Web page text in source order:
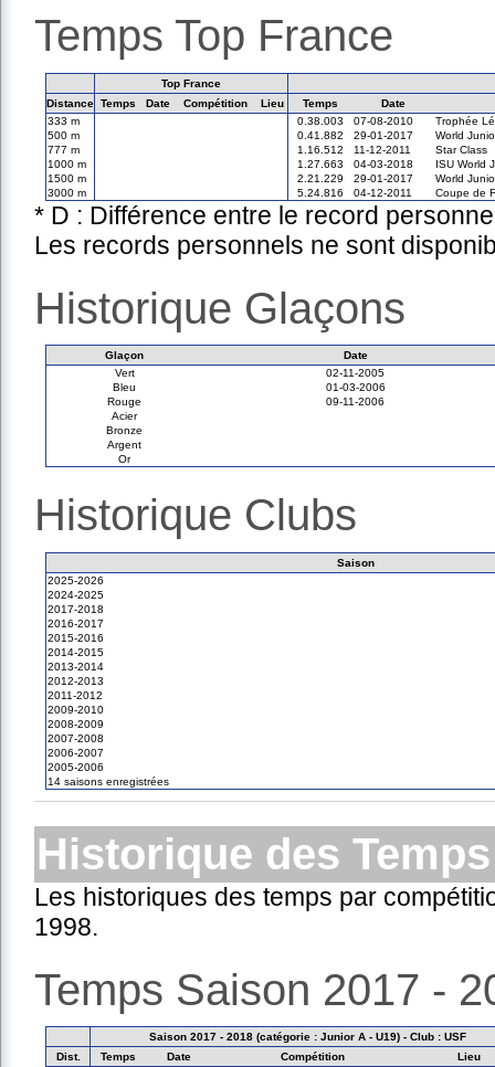
Temps Top France
Top France
Distance Temps Date Compétition Lieu Temps
Date
333 m
0.38.003 07-08-2010
Trophée
500 m
0.41.882 29-01-2017
World
777 m
1.16.512 11-12-2011
Star Class
1000 m
1.27.663 04-03-2018
ISU World
1500 m
2.21.229 29-01-2017
World
3000 m
5.24.816 04-12-2011 Coupe de
* D : Différence entre le record
Les records personnels ne sont
Historique Glaçons
Glaçon
Date
Vert
02-11-2005
Bleu
01-03-2006
Rouge
09-11-2006
Acier
Bronze
Argent
Or
Historique Clubs
Saison
2025-2026
2024-2025
2017-2018
2016-2017
2015-2016
2014-2015
2013-2014
2012-2013
2011-2012
2009-2010
2008-2009
2007-2008
2006-2007
2005-2006
14 saisons enregistrées
Historique des Temps
Les historiques des temps par
1998.
Temps Saison 2017 -
Saison 2017 - 2018 (catégorie : Junior A - U19) - Club : USF
Dist.
Temps Date Compétition
Lieu